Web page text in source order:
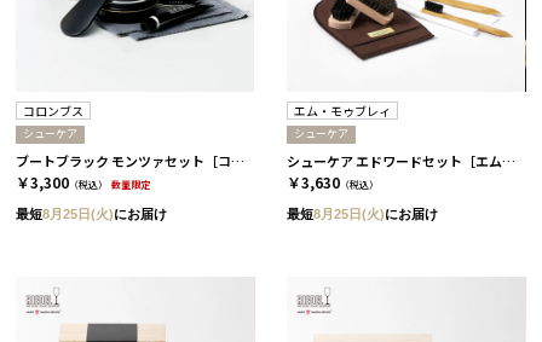
コロンブス
シューケア
ブートブラック モンツァセット［コロンブス］
￥3,300 （税込） 数量限定
最短8月25日(火)にお届け
エム・モゥブレィ
シューケア
シューケア エドワードセット［エム・モゥブレィ］
￥3,630 （税込）
最短8月25日(火)にお届け